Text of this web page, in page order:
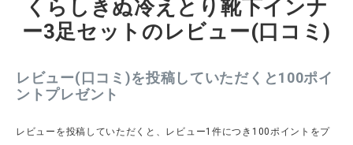
ようこそ ゲスト 様
ログイン 新規会員登録
くらしきぬ冷えとり靴下インナ
ー3足セットのレビュー(口コミ)
レビュー(口コミ)を投稿していただくと100ポイ
ントプレゼント
レビューを投稿していただくと、レビュー1件につき100ポイントをプ